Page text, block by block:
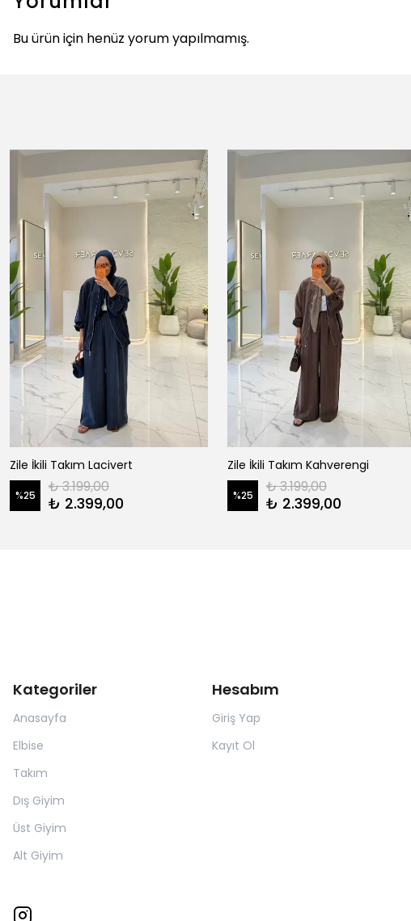
Bu ürün için henüz yorum yapılmamış.
Zile İkili Takım Lacivert
%25 ₺ 3.199,00
₺ 2.399,00
Zile İkili Takım Kahverengi
%25 ₺ 3.199,00
₺ 2.399,00
Kategoriler
Anasayfa
Elbise
Takım
Dış Giyim
Üst Giyim
Alt Giyim
Hesabım
Giriş Yap
Kayıt Ol